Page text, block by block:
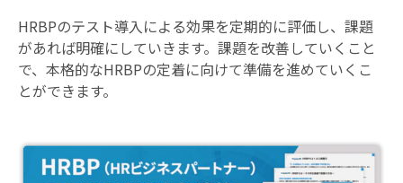
HRBPのテスト導入による効果を定期的に評価し、課題
があれば明確にしていきます。課題を改善していくこと
で、本格的なHRBPの定着に向けて準備を進めていくこ
とができます。